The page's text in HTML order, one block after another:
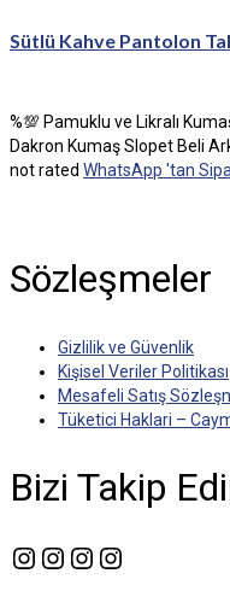
Sütlü Kahve Pantolon
%💯 Pamuklu ve Likralı
Dakron Kumaş Slopet Beli
not rated WhatsApp 'tan
Sözleşmeler
Gizlilik ve Güvenlik
Kişisel Veriler Politikası
Mesafeli Satış
Tüketici Haklari –
Bizi Takip
Instagram
Instagram
Instagram
Instagram